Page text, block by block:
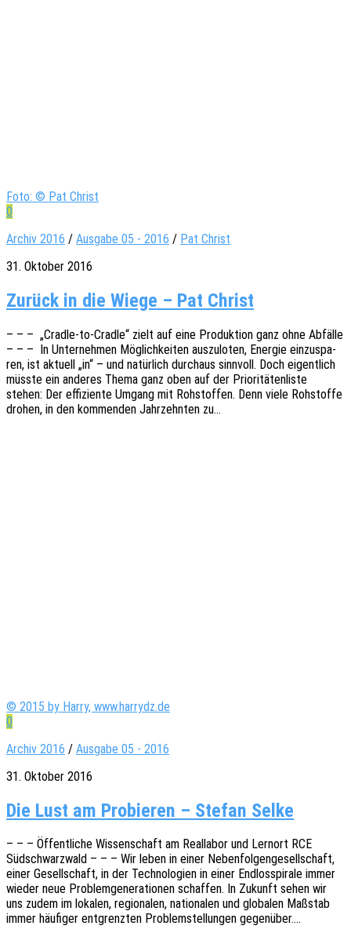
Foto: © Pat Christ
0
Archiv 2016 / Ausgabe 05 - 2016 / Pat Christ
31. Oktober 2016
Zurück in die Wie­ge – Pat Christ
– – – „Cradle-to-Cradle“ zielt auf eine Produk­ti­on ganz ohne Abfäl­le
– – – In Unter­neh­men Möglich­kei­ten auszu­lo­ten, Ener­gie einzu­spa­
ren, ist aktu­ell „in“ – und natür­lich durch­aus sinn­voll. Doch eigent­lich
müsste ein ande­res Thema ganz oben auf der Prio­ri­tä­ten­lis­te
stehen: Der effi­zi­en­te Umgang mit Rohstof­fen. Denn viele Rohstof­fe
drohen, in den kommen­den Jahr­zehn­ten zu…
© 2015 by Harry, www.harrydz.de
0
Archiv 2016 / Ausgabe 05 - 2016
31. Oktober 2016
Die Lust am Pro­bie­ren – Ste­fan Selke
– – – Öffent­li­che Wissen­schaft am Real­la­bor und Lern­ort RCE
Südschwarz­wald – – – Wir leben in einer Neben­fol­gen­ge­sell­schaft,
einer Gesell­schaft, in der Tech­no­lo­gien in einer Endlos­spi­ra­le immer
wieder neue Problem­ge­ne­ra­tio­nen schaf­fen. In Zukunft sehen wir
uns zudem im loka­len, regio­na­len, natio­na­len und globa­len Maßstab
immer häufi­ger entgrenz­ten Problem­stel­lun­gen gegenüber.…